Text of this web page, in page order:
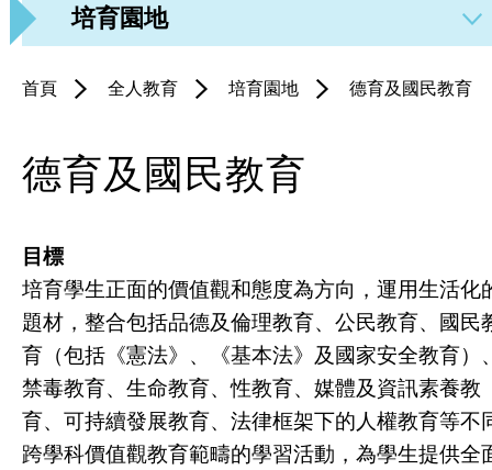
培育園地
首頁 全人教育 培育園地 德育及國民教育
德育及國民教育
目標
培育學生正面的價值觀和態度為方向，運用生活化
題材，整合包括品德及倫理教育、公民教育、國民
育（包括《憲法》、《基本法》及國家安全教育）
禁毒教育、生命教育、性教育、媒體及資訊素養教
育、可持續發展教育、法律框架下的人權教育等不
跨學科價值觀教育範疇的學習活動，為學生提供全